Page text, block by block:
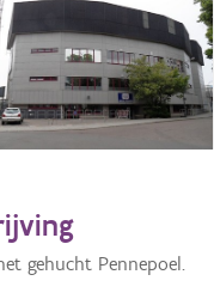
gehucht Pennepoel.